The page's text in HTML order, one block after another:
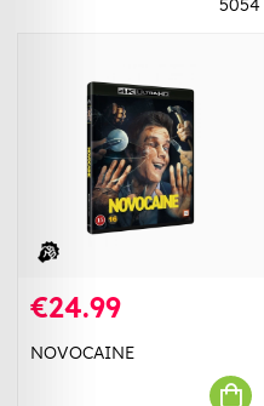
5054
€24.99
NOVOCAINE